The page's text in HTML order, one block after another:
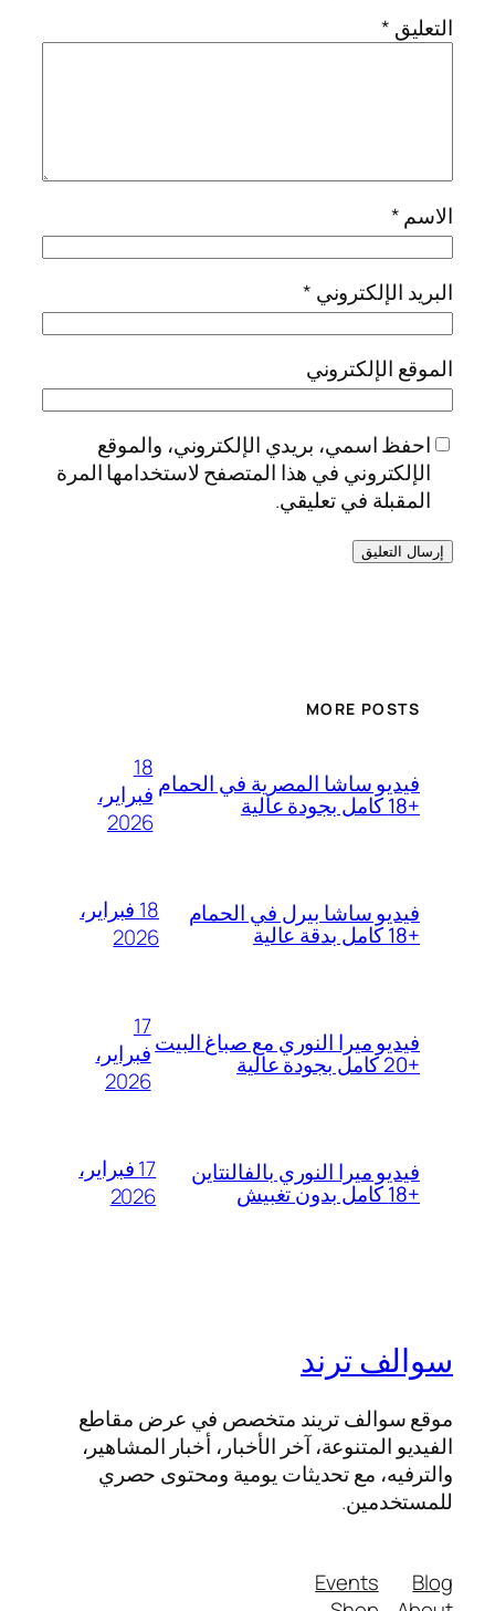
التعليق *
الاسم*
البريد الإلكتروني *
الموقع الإلكتروني
احفظ اسمي، بريدي الإلكتروني، والموقع
الإلكتروني في هذا المتصفح لاستخدامها المرة
المقبلة في تعليقي.
MORE POSTS
فيديو ساشا المصرية في الحمام
+18 كامل بجودة عالية
18
فبراير،
2026
فيديو ساشا بيرل في الحمام
+18 كامل بدقة عالية
18 فبراير،
2026
فيديو ميرا النوري مع صباغ البيت
+20 كامل بجودة عالية
17
فبراير،
2026
فيديو ميرا النوري بالفالنتاين
+18 كامل بدون تغبيش
17 فبراير،
2026
سوالف ترند
موقع سوالف تريند متخصص في عرض مقاطع
الفيديو المتنوعة، آخر الأخبار، أخبار المشاهير،
والترفيه، مع تحديثات يومية ومحتوى حصري
للمستخدمين.
Blog
Events